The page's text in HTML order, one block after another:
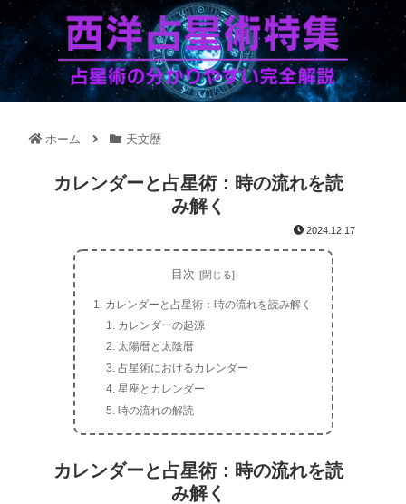
ホーム 天文歴
カレンダーと占星術：時の流れを読
み解く
2024.12.17
目次
カレンダーと占星術：時の流れを読み解く
カレンダーの起源
太陽暦と太陰暦
占星術におけるカレンダー
星座とカレンダー
時の流れの解読
カレンダーと占星術：時の流れを読
み解く